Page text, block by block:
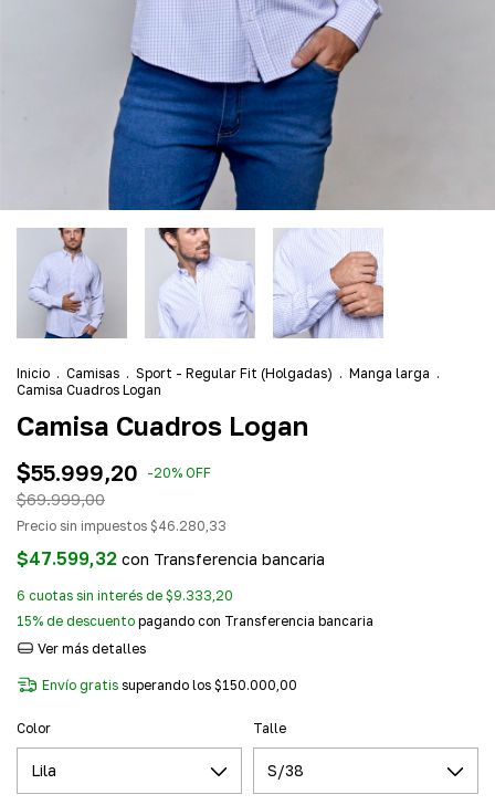
Inicio . Camisas . Sport - Regular Fit (Holgadas) . Manga larga .
Camisa Cuadros Logan
Camisa Cuadros Logan
$55.999,20 -20% OFF
$69.999,00
Precio sin impuestos $46.280,33
$47.599,32 con Transferencia bancaria
6 cuotas sin interés de $9.333,20
15% de descuento pagando con Transferencia bancaria
Ver más detalles
Envío gratis superando los $150.000,00
Color Talle